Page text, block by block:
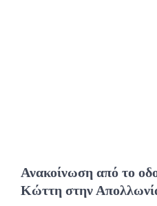
Ανακοίνωση από το
Κώττη στην